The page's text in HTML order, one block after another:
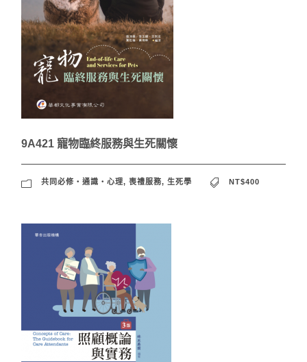
9A421 寵物臨終服務與生死關懷
共同必修‧通識‧心理, 喪禮服務, 生死學 NT$400